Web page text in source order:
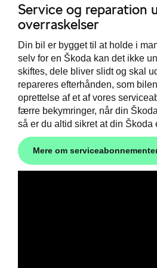
Service og reparation
overraskelser
Din bil er bygget til at holde i
selv for en Škoda kan det ikke
skiftes, dele bliver slidt og skal
repareres efterhånden, som
oprettelse af et af vores
færre bekymringer, når din
så er du altid sikret at din
Mere om